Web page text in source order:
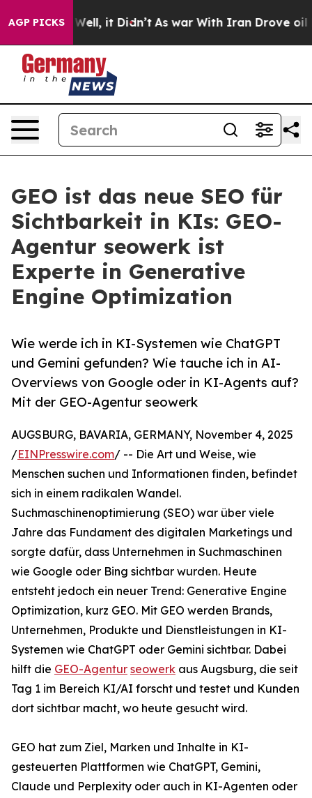
AGP PICKS
Well, it Didn’t As war With Iran Drove oil Prices
GEO ist das neue SEO für
Sichtbarkeit in KIs: GEO-
Agentur seowerk ist
Experte in Generative
Engine Optimization
Wie werde ich in KI-Systemen wie ChatGPT
und Gemini gefunden? Wie tauche ich in AI-
Overviews von Google oder in KI-Agents auf?
Mit der GEO-Agentur seowerk
AUGSBURG, BAVARIA, GERMANY, November 4, 2025
/EINPresswire.com/ -- Die Art und Weise, wie
Menschen suchen und Informationen finden, befindet
sich in einem radikalen Wandel.
Suchmaschinenoptimierung (SEO) war über viele
Jahre das Fundament des digitalen Marketings und
sorgte dafür, dass Unternehmen in Suchmaschinen
wie Google oder Bing sichtbar wurden. Heute
entsteht jedoch ein neuer Trend: Generative Engine
Optimization, kurz GEO. Mit GEO werden Brands,
Unternehmen, Produkte und Dienstleistungen in KI-
Systemen wie ChatGPT oder Gemini sichtbar. Dabei
hilft die GEO-Agentur seowerk aus Augsburg, die seit
Tag 1 im Bereich KI/AI forscht und testet und Kunden
dort sichtbar macht, wo heute gesucht wird.
GEO hat zum Ziel, Marken und Inhalte in KI-
gesteuerten Plattformen wie ChatGPT, Gemini,
Claude und Perplexity oder auch in KI-Agenten oder